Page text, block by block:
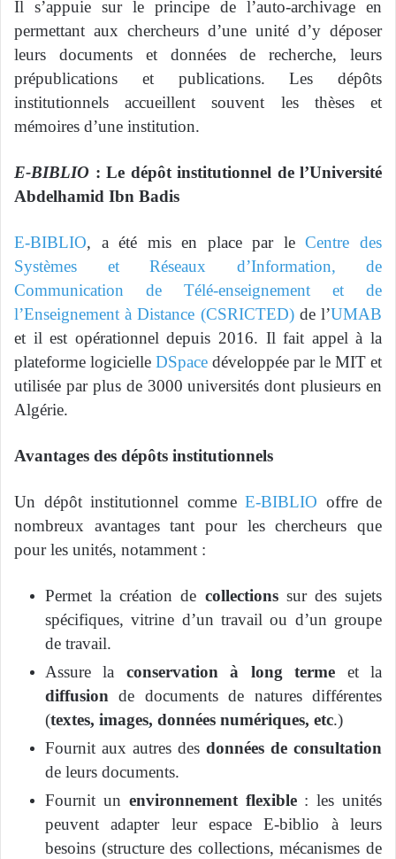
Il s’appuie sur le principe de l’auto-archivage en
permettant aux chercheurs d’une unité d’y déposer
leurs documents et données de recherche, leurs
prépublications et publications. Les dépôts
institutionnels accueillent souvent les thèses et
mémoires d’une institution.
E-BIBLIO : Le dépôt institutionnel de l’Université
Abdelhamid Ibn Badis
E-BIBLIO, a été mis en place par leCentre des
Systèmes et Réseaux d’Information, de
Communication de Télé-enseignement et de
l’Enseignement à Distance (CSRICTED)de l’UMAB
et il est opérationnel depuis 2016. Il fait appel à la
plateforme logicielle DSpace développée par le MIT et
utilisée par plus de 3000 universités dont plusieurs en
Algérie.
Avantages des dépôts institutionnels
Un dépôt institutionnel comme E-BIBLIO offre de
nombreux avantages tant pour les chercheurs que
pour les unités, notamment :
Permet la création de collectionssur des sujets
spécifiques, vitrine d’un travail ou d’un groupe
de travail.
Assure la conservation à long terme et la
diffusion de documents de natures différentes
(textes, images, données numériques, etc.)
Fournit aux autres des données de consultation
de leurs documents.
Fournit un environnement flexible: les unités
peuvent adapter leur espace E-biblio à leurs
besoins (structure des collections, mécanismes de